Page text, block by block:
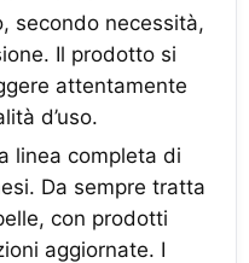
secondo necessità,
Il prodotto si
attentamente
d’uso.
linea completa di
Da sempre tratta
con prodotti
aggiornate. I